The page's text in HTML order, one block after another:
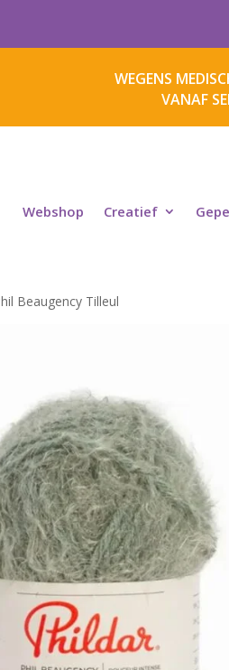
WEGENS
VANAF
Webshop Creatief
Beaugency Tilleul